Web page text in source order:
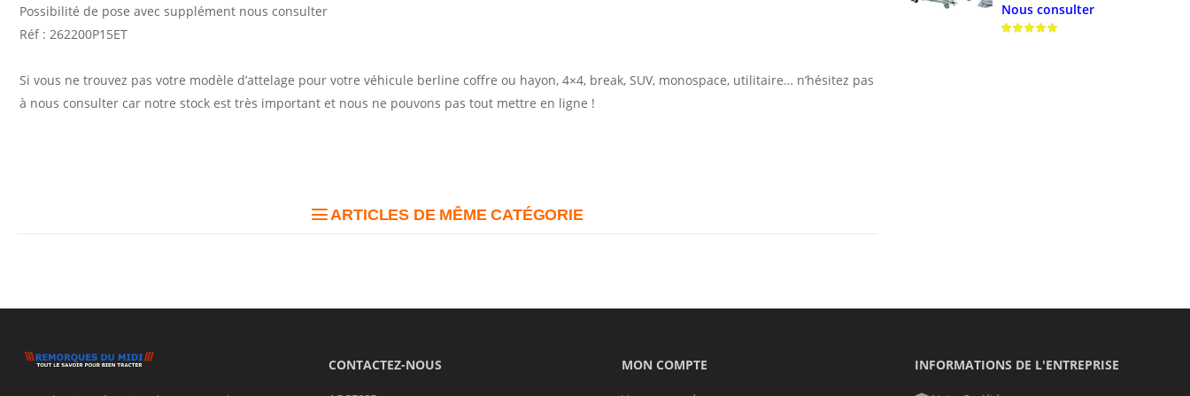
Nous consulter
Possibilité de pose avec supplément nous consulter
Réf : 262200P15ET
Si vous ne trouvez pas votre modèle d’attelage pour votre véhicule berline coffre ou hayon, 4×4, break, SUV, monospace, utilitaire… n’hésitez pas
à nous consulter car notre stock est très important et nous ne pouvons pas tout mettre en ligne !
ARTICLES DE MÊME CATÉGORIE
CONTACTEZ-NOUS MON COMPTE INFORMATIONS DE L'ENTREPRISE